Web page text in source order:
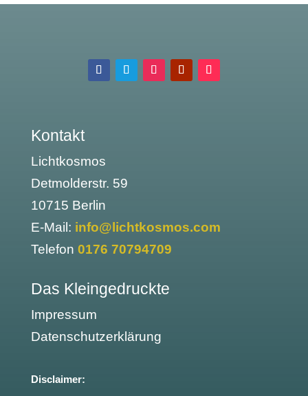
Kontakt
Lichtkosmos
Detmolderstr. 59
10715 Berlin
E-Mail: info@lichtkosmos.com
Telefon 0176 70794709
Das Kleingedruckte
Impressum
Datenschutzerklärung
Disclaimer: